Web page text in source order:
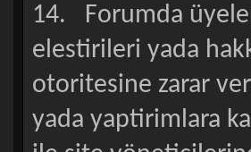
14. Forumda
elestirileri yada
otoritesine zarar
yada yaptirimlara